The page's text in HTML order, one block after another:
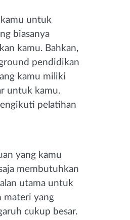
untuk
biasanya
kamu. Bahkan,
pendidikan
kamu miliki
untuk kamu.
pelatihan
yang kamu
membutuhkan
utama untuk
materi yang
cukup besar.